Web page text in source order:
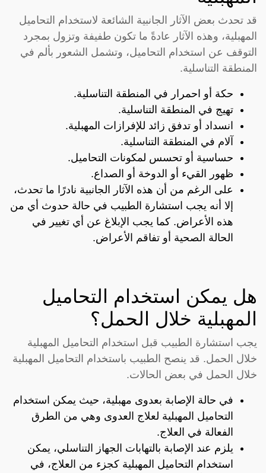
قد تحدث بعض الآثار الجانبية الشائعة لاستخدام التحاميل
المهبلية، وهذه الآثار عادةً ما تكون طفيفة وتزول بمجرد
التوقف عن استخدام التحاميل، وتشمل الشعور بألم في
المنطقة التناسلية.
حكة أو احمرار في المنطقة التناسلية.
تهيج في المنطقة التناسلية.
انسداد أو تدفق زائد للإفرازات المهبلية.
آلام في المنطقة التناسلية.
حساسية أو تحسس لمكونات التحاميل.
ظهور القيء أو الدوخة أو الصداع.
على الرغم من أن هذه الآثار الجانبية نادرًا ما تحدث،
إلا أنه يجب استشارة الطبيب في حالة حدوث أي من
هذه الأعراض. كما يجب الإبلاغ عن أي تغيير في
الحالة الصحية أو تفاقم الأعراض.
هل يمكن استخدام التحاميل
المهبلية خلال الحمل؟
يجب استشارة الطبيب قبل استخدام التحاميل المهبلية
خلال الحمل. قد ينصح الطبيب باستخدام التحاميل المهبلية
خلال الحمل في بعض الحالات.
في حالة الإصابة بعدوى مهبلية، حيث يمكن استخدام
التحاميل المهبلية لعلاج العدوى وهي من الطرق
الفعالة في العلاج.
يلزم عند الإصابة بالتهابات الجهاز التناسلي، يمكن
استخدام التحاميل المهبلية كجزء من العلاج، في